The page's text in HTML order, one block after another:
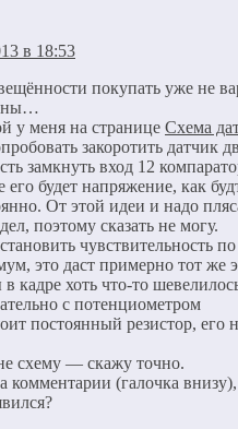
в 18:53
покупать уже не
у меня на странице Схема
закоротить датчик
замкнуть вход 12
будет напряжение, как
От этой идеи и надо
поэтому сказать не могу.
чувствительность по
это даст примерно тот же
кадре хоть что-то
с потенциометром
постоянный резистор, его
схему — скажу точно.
комментарии (галочка